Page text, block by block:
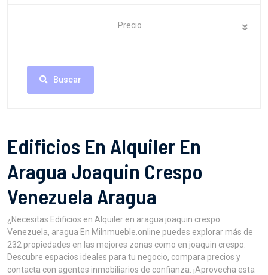
Precio
Buscar
Edificios En Alquiler En
Aragua Joaquin Crespo
Venezuela Aragua
¿Necesitas Edificios en Alquiler en aragua joaquin crespo
Venezuela, aragua En MiInmueble.online puedes explorar más de
232 propiedades en las mejores zonas como en joaquin crespo.
Descubre espacios ideales para tu negocio, compara precios y
contacta con agentes inmobiliarios de confianza. ¡Aprovecha esta